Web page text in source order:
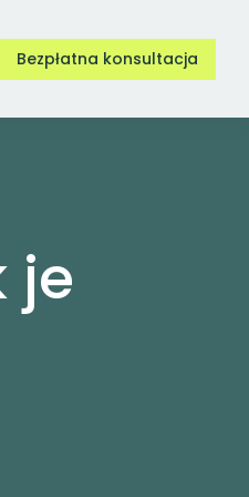
Bezpłatna konsultacja
je